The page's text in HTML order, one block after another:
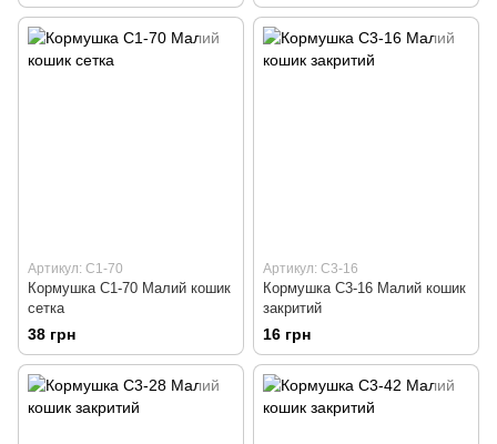
Артикул: С1-70
Кормушка С1-70 Малий кошик
сетка
38 грн
Артикул: С3-16
Кормушка С3-16 Малий кошик
закритий
16 грн